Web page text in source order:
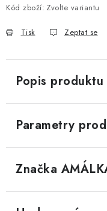
Kód zboží: Zvolte variantu
Tisk Zeptat se
Popis produktu
Parametry
Značka